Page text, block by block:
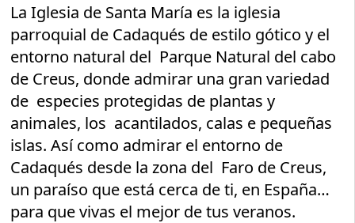
La Iglesia de Santa María es la iglesia
parroquial de Cadaqués de estilo gótico y el
entorno natural del Parque Natural del cabo
de Creus, donde admirar una gran variedad
de especies protegidas de plantas y
animales, los acantilados, calas e pequeñas
islas. Así como admirar el entorno de
Cadaqués desde la zona del Faro de Creus,
un paraíso que está cerca de ti, en España…
para que vivas el mejor de tus veranos.